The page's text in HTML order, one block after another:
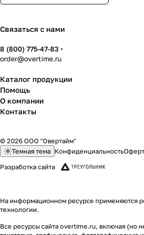
Связаться с нами
8 (800) 775-47-83
order@overtime.ru
Каталог продукции
Помощь
О компании
Контакты
© 2026 ООО "Овертайм"
Темная тема Конфиденциальность
Разработка сайта
На информационном ресурсе применяются
технологии.
Все ресурсы сайта overtime.ru, включая (но